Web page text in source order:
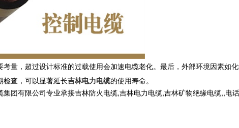
量，超过设计标准的过载使用会加速电缆老化。最后，外部环境因素如
检查，可以显著延长吉林电力电缆的使用寿命。
团有限公司专业承接吉林防火电缆,吉林电力电缆,吉林矿物绝缘电缆,,电